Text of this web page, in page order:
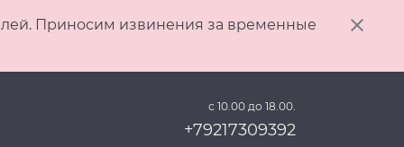
Приносим извинения за временные
с 10.00 до 18.00.
+79217309392